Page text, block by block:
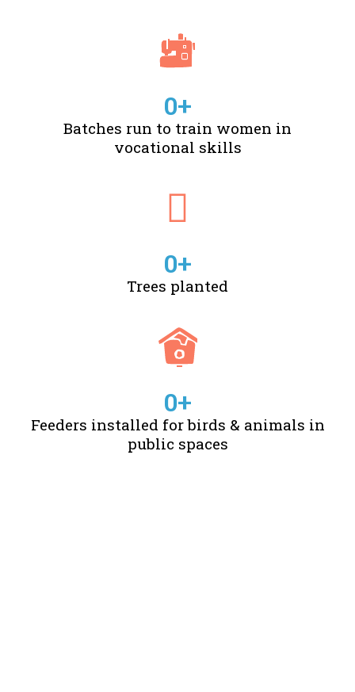
Batches run to train women in
vocational skills
0+
Trees planted
0+
Feeders installed for birds & animals in
public spaces
0+